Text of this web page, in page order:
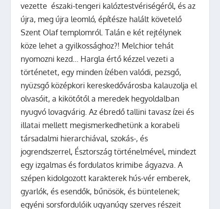
vezette északi-tengeri kalóztestvériségéről, és az
újra, meg újra leomló, építésze halált követelő
Szent Olaf templomról. Talán e két rejtélynek
köze lehet a gyilkossághoz?! Melchior tehát
nyomozni kezd… Hargla értő kézzel vezeti a
történetet, egy minden ízében valódi, pezsgő,
nyüzsgő középkori kereskedővárosba kalauzolja el
olvasóit, a kikötőtől a meredek hegyoldalban
nyugvó lovagvárig. Az ébredő tallini tavasz ízei és
illatai mellett megismerkedhetünk a korabeli
társadalmi hierarchiával, szokás-, és
jogrendszerrel, Észtország történelmével, mindezt
egy izgalmas és fordulatos krimibe ágyazva. A
szépen kidolgozott karakterek hús-vér emberek,
gyarlók, és esendők, bűnösök, és büntelenek;
egyéni sorsfordulóik ugyanúgy szerves részeit